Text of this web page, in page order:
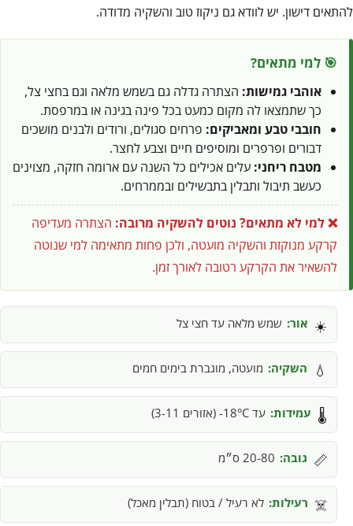
להתאים דישון. יש לוודא גם ניקוז טוב והשקיה מדודה.
🎯 למי מתאים?
אוהבי גמישות: הצתרה גדלה גם בשמש מלאה וגם בחצי צל,
כך שתמצאו לה מקום כמעט בכל פינה בגינה או במרפסת.
חובבי טבע ומאביקים: פרחים סגולים, ורודים ולבנים מושכים
דבורים ופרפרים ומוסיפים חיים וצבע לחצר.
מטבח ריחני: עלים אכילים כל השנה עם ארומה חזקה, מצוינים
כעשב תיבול ותבלין בתבשילים ובממרחים.
❌ למי לא מתאים? נוטים להשקיה מרובה: הצתרה מעדיפה
קרקע מנוקזת והשקיה מועטה, ולכן פחות מתאימה למי שנוטה
להשאיר את הקרקע רטובה לאורך זמן.
☀️ אור: שמש מלאה עד חצי צל
💧 השקיה: מועטה, מוגברת בימים חמים
🌡️ עמידות: עד 18°C- (אזורים 3-11)
📏 גובה: 20-80 ס״מ
☠️ רעילות: לא רעיל / בטוח (תבלין מאכל)